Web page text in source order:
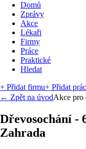
Domů
Zprávy
Akce
Lékaři
Firmy
Práce
Praktické
Hledat
+ Přidat firmu+ Přidat
← Zpět na úvodAkce pro
Dřevosochání -
Zahrada